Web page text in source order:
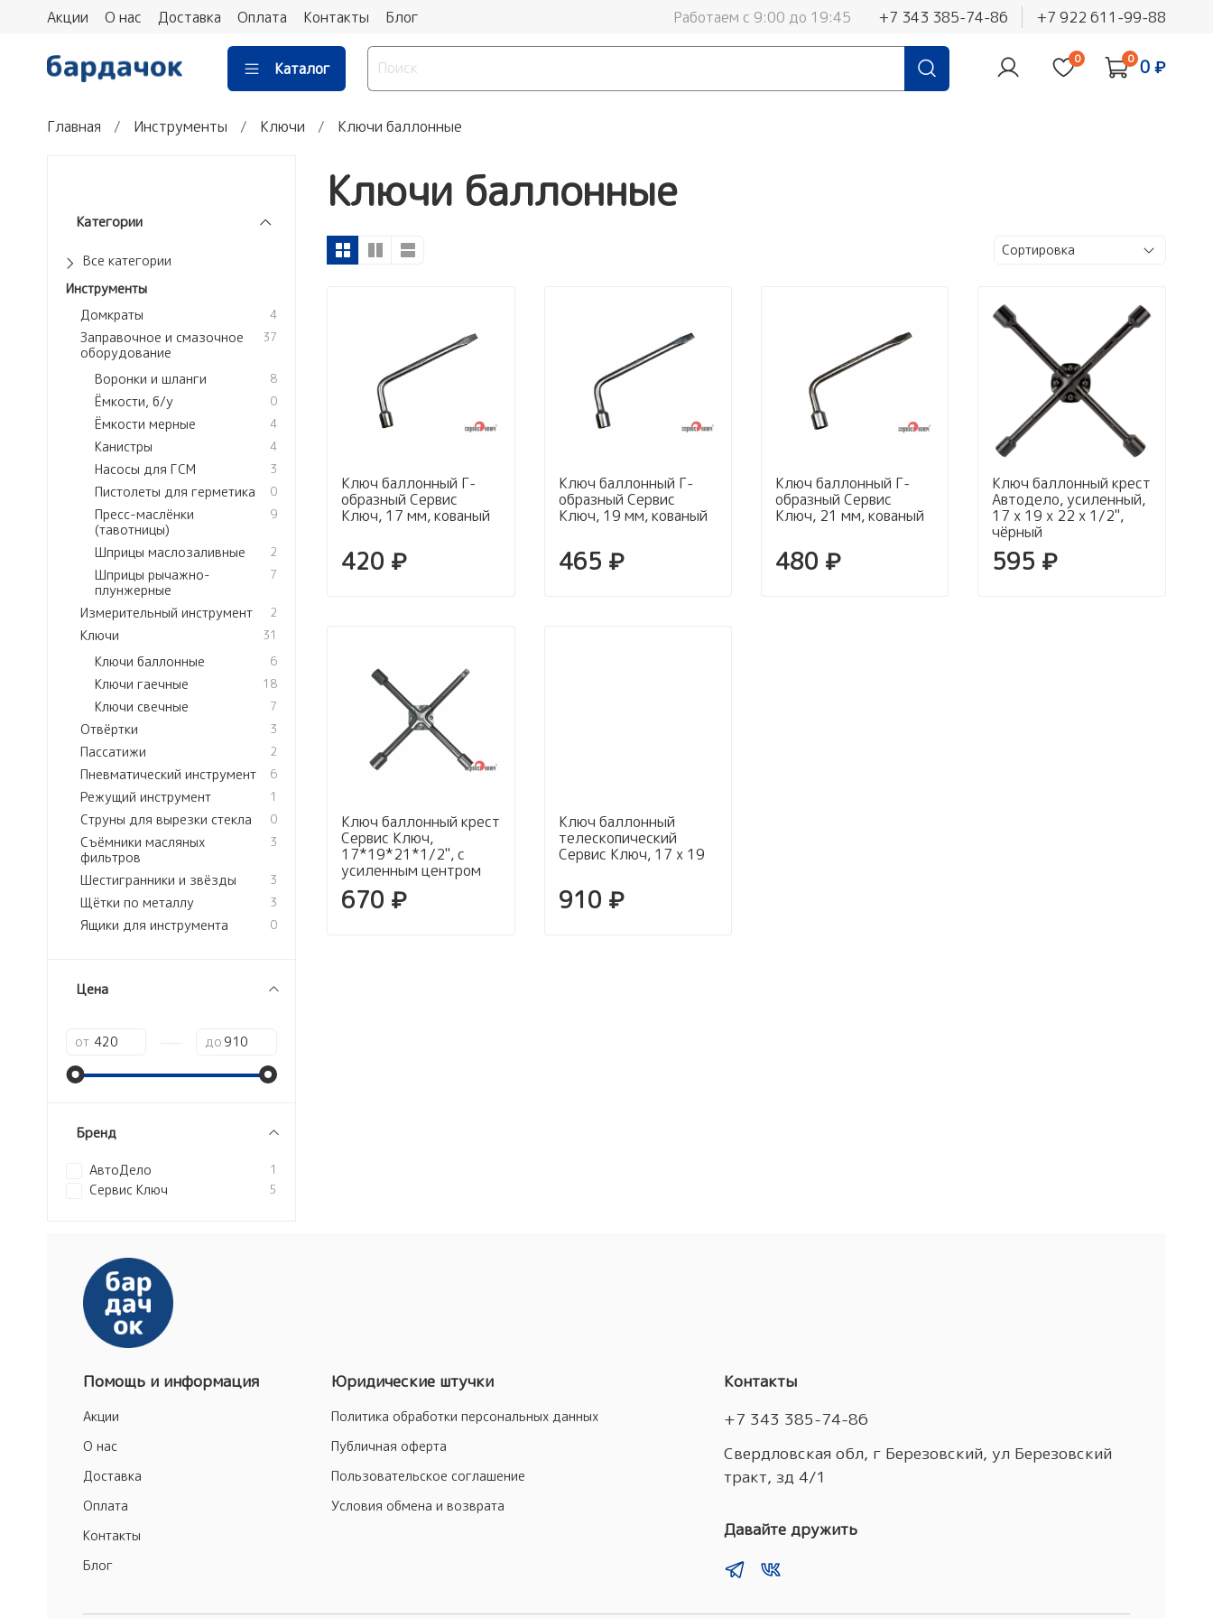
Акции О нас Доставка Оплата Контакты Блог Работаем с 9:00 до 19:45 +7 343 385-74-86 +7 922 611-99-88
Каталог
0 0 0 ₽
Главная Инструменты Ключи Ключи баллонные
Ключи баллонные
Ключ баллонный Г-
образный Сервис
Ключ, 17 мм, кованый
420 ₽
Ключ баллонный Г-
образный Сервис
Ключ, 19 мм, кованый
465 ₽
Ключ баллонный Г-
образный Сервис
Ключ, 21 мм, кованый
480 ₽
Ключ баллонный крест
Автодело, усиленный,
17 х 19 х 22 х 1/2",
чёрный
595 ₽
Ключ баллонный крест
Сервис Ключ,
17*19*21*1/2", с
усиленным центром
670 ₽
Ключ баллонный
телескопический
Сервис Ключ, 17 х 19
910 ₽
Категории
Все категории
Инструменты
Домкраты
4
Заправочное и смазочное
оборудование
37
Воронки и шланги 8
Ёмкости, б/у 0
Ёмкости мерные 4
Канистры 4
Насосы для ГСМ 3
Пистолеты для герметика 0
Пресс-маслёнки
(тавотницы)
9
Шприцы маслозаливные 2
Шприцы рычажно-
плунжерные
7
Измерительный инструмент 2
Ключи 31
Ключи баллонные 6
Ключи гаечные 18
Ключи свечные 7
Отвёртки 3
Пассатижи 2
Пневматический инструмент 6
Режущий инструмент 1
Струны для вырезки стекла 0
Съёмники масляных
фильтров
3
Шестигранники и звёзды 3
Щётки по металлу 3
Ящики для инструмента 0
Цена
от до
Бренд
АвтоДело 1
Сервис Ключ 5
Помощь и информация
Акции
О нас
Доставка
Оплата
Контакты
Блог
Юридические штучки
Политика обработки персональных данных
Публичная оферта
Пользовательское соглашение
Условия обмена и возврата
Контакты
+7 343 385-74-86
Свердловская обл, г Березовский, ул Березовский
тракт, зд 4/1
Давайте дружить